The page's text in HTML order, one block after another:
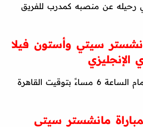
رحيله عن منصبه كمدرب للفريق
سيتي وأستون فيلا
الإنجليزي
تنطلق المباراة في تمام الساعة 6 مساءً بتوقيت القاهرة
لمباراة مانشستر سيتي